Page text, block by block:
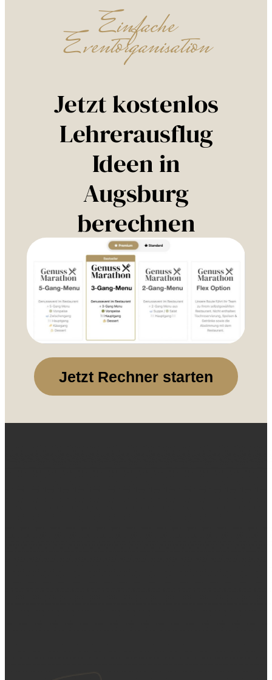
Einfache
Eventorganisation
Jetzt kostenlos
Lehrerausflug
Ideen in
Augsburg
berechnen
Jetzt Rechner starten